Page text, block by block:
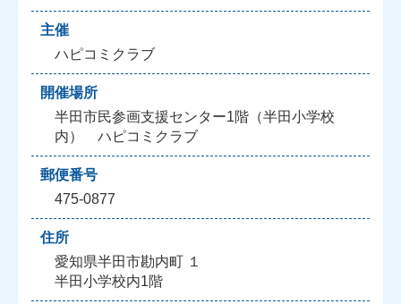
主催
ハピコミクラブ
開催場所
半田市民参画支援センター1階（半田小学校
内） ハピコミクラブ
郵便番号
475-0877
住所
愛知県半田市勘内町 １
半田小学校内1階